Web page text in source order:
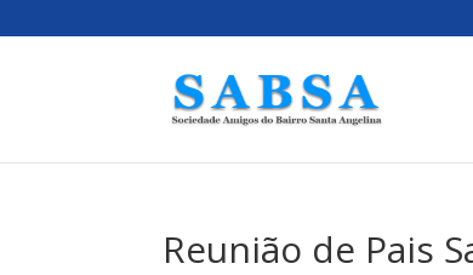
Reunião de Pais